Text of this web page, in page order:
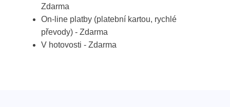
Zdarma
On-line platby (platební kartou, rychlé
převody) - Zdarma
V hotovosti - Zdarma